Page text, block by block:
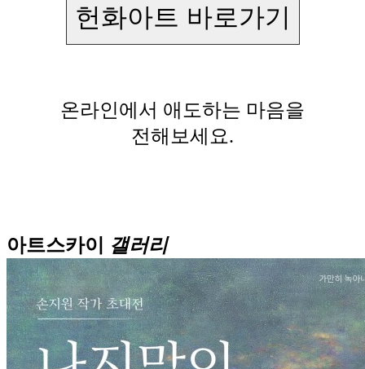
헌화아트 바로가기
온라인에서 애도하는 마음을
전해보세요.
아트스카이 갤러리